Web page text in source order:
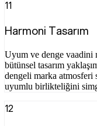
11
Harmoni Tasarım
Uyum ve denge vaadini
bütünsel tasarım
dengeli marka atmosferi
uyumlu birlikteliğini
12